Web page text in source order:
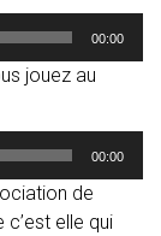
00:00
jouez au
00:00
de
elle qui